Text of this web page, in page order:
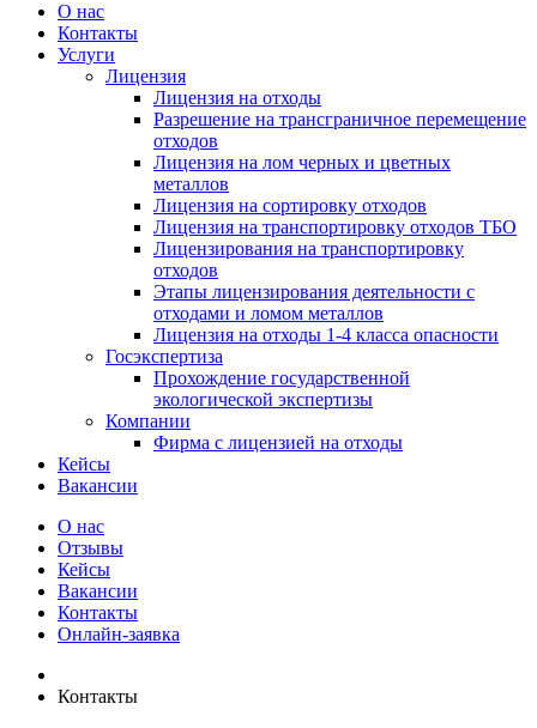
О нас
Контакты
Услуги
Лицензия
Лицензия на отходы
Разрешение на трансграничное перемещение
отходов
Лицензия на лом черных и цветных
металлов
Лицензия на сортировку отходов
Лицензия на транспортировку отходов ТБО
Лицензирования на транспортировку
отходов
Этапы лицензирования деятельности с
отходами и ломом металлов
Лицензия на отходы 1-4 класса опасности
Госэкспертиза
Прохождение государственной
экологической экспертизы
Компании
Фирма с лицензией на отходы
Кейсы
Вакансии
О нас
Отзывы
Кейсы
Вакансии
Контакты
Онлайн-заявка
Контакты